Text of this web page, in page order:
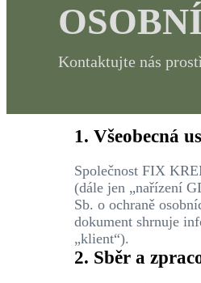
Kontaktujte nás
1. Všeobecná
Společnost FIX
(dále jen „nařízení
Sb. o ochraně
dokument shrnuje
„klient“).
2. Sběr a